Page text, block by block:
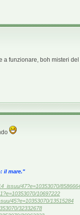
funzionare, boh misteri del
il mare."
47?e=10353070/
10697222
45?e=10353070/13515284
32332678